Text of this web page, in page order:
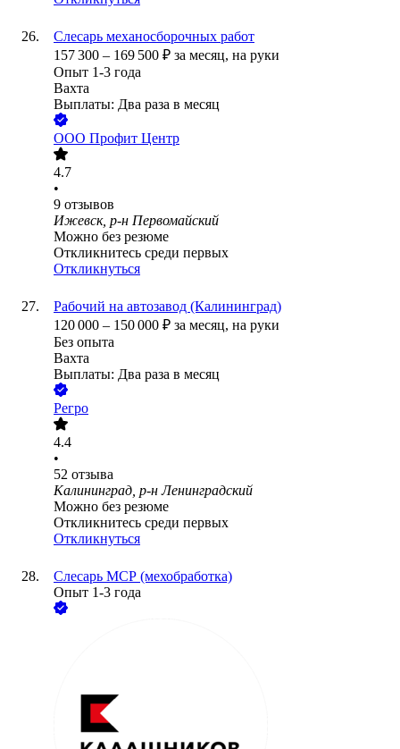
Слесарь механосборочных работ
157 300 – 169 500 ₽ за месяц, на руки
Опыт 1-3 года
Вахта
Выплаты: Два раза в месяц
ООО Профит Центр
4.7
•
9 отзывов
Ижевск, р-н Первомайский
Можно без резюме
Откликнитесь среди первых
Откликнуться
Рабочий на автозавод (Калининград)
120 000 – 150 000 ₽ за месяц, на руки
Без опыта
Вахта
Выплаты: Два раза в месяц
Регро
4.4
•
52 отзыва
Калининград, р-н Ленинградский
Можно без резюме
Откликнитесь среди первых
Откликнуться
Слесарь МСР (мехобработка)
Опыт 1-3 года